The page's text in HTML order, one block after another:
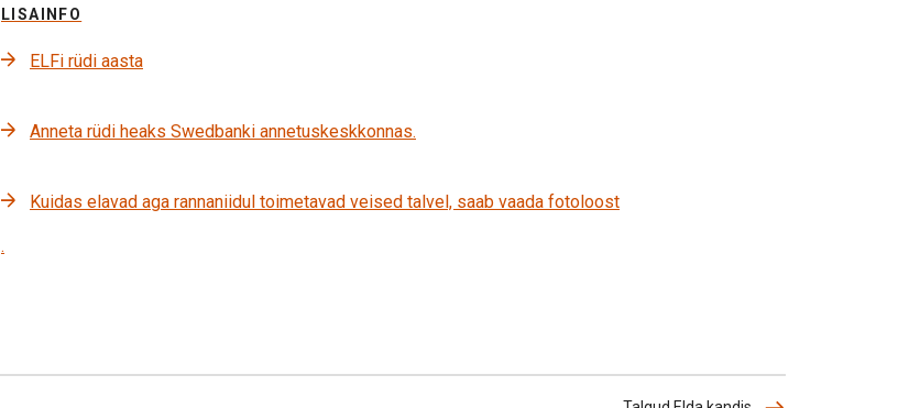
LISAINFO
ELFi rüdi aasta
Anneta rüdi heaks Swedbanki annetuskeskkonnas.
Kuidas elavad aga rannaniidul toimetavad veised talvel, saab vaada fotoloost
.